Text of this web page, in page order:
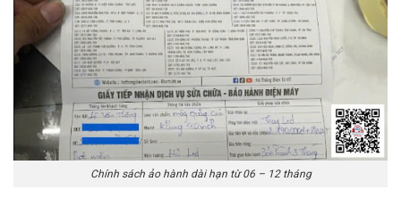
Chính sách ảo hành dài hạn từ 06 – 12 tháng